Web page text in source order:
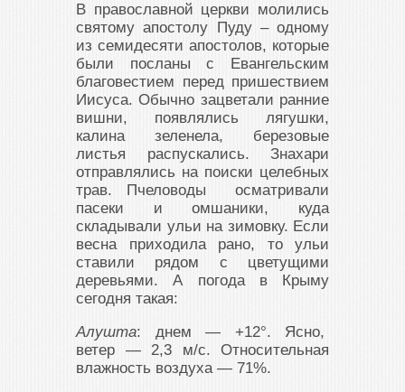
В православной церкви молились
святому апостолу Пуду – одному
из семидесяти апостолов, которые
были посланы с Евангельским
благовестием перед пришествием
Иисуса. Обычно зацветали ранние
вишни, появлялись лягушки,
калина зеленела, березовые
листья распускались. Знахари
отправлялись на поиски целебных
трав. Пчеловоды осматривали
пасеки и омшаники, куда
складывали ульи на зимовку. Если
весна приходила рано, то ульи
ставили рядом с цветущими
деревьями. А погода в Крыму
сегодня такая:
Алушта: днем — +12°. Ясно,
ветер — 2,3 м/с. Относительная
влажность воздуха — 71%.